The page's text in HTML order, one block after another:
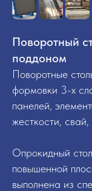
Поворотный
поддоном
Поворотные
формовки 3-х
панелей,
жесткости,
Опрокидный
повышенной
выполнена из